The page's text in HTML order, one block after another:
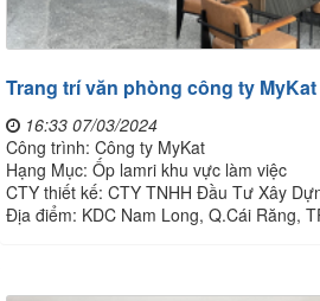
Trang trí văn phòng công ty MyKat
16:33 07/03/2024
Công trình: Công ty MyKat
Hạng Mục: Ốp lamri khu vực làm việc
CTY thiết kế: CTY TNHH Đầu Tư Xây
Địa điểm: KDC Nam Long, Q.Cái Răng,